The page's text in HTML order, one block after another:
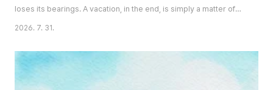
loses its bearings. A vacation, in the end, is simply a matter of
stepping away from the ordinary for a while, and what fills that
stories gathered this month fill that space in different ways. Two
can be found from the ..
2026. 7. 31.